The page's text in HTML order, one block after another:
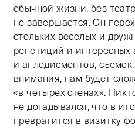
обычной жизни, без
не завершается. Он
стольких веселых и
репетиций и интересных
и аплодисментов,
внимания, нам будет
«в четырех стенах».
не догадывался, что в
превратится в визитку